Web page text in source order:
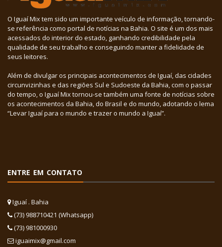
O Iguaí Mix tem sido um importante veículo de informação, tornando-
se referência como portal de notícias na Bahia. O site é um dos mais
acessados do interior do estado, ganhando credibilidade pela
qualidade de seu trabalho e conseguindo manter a fidelidade de
seus leitores.
Além de divulgar os principais acontecimentos de Iguaí, das cidades
circunvizinhas e das regiões Sul e Sudoeste da Bahia, com o passar
do tempo, o Iguaí Mix tornou-se também uma fonte de notícias sobre
os acontecimentos da Bahia, do Brasil e do mundo, adotando o lema
“Levar Iguaí para o mundo e trazer o mundo a Iguaí”.
ENTRE EM CONTATO
Iguaí . Bahia
(73) 988710421 (Whatsapp)
(73) 981000930
iguaimix@gmail.com